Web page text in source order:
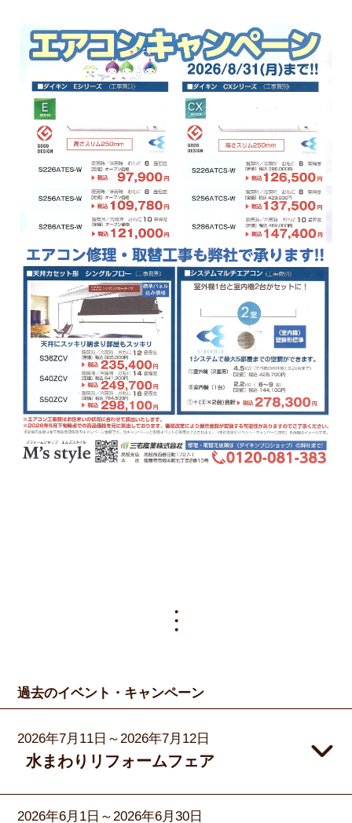
過去のイベント・キャンペーン
2026年7月11日～2026年7月12日
水まわりリフォームフェア
2026年6月1日～2026年6月30日